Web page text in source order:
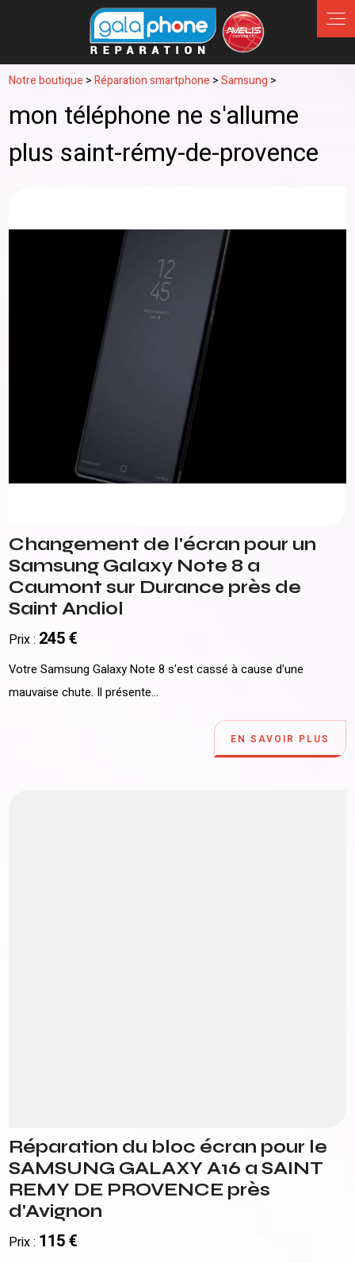
Notre boutique >Réparation smartphone >Samsung >
mon téléphone ne s'allume
plus saint-rémy-de-provence
Changement de l'écran pour un
Samsung Galaxy Note 8 a
Caumont sur Durance près de
Saint Andiol
Prix : 245 €
Votre Samsung Galaxy Note 8 s'est cassé à cause d'une
mauvaise chute. Il présente...
EN SAVOIR PLUS
Réparation du bloc écran pour le
SAMSUNG GALAXY A16 a SAINT
REMY DE PROVENCE près
d'Avignon
Prix : 115 €
Panneau de gestion des cookies